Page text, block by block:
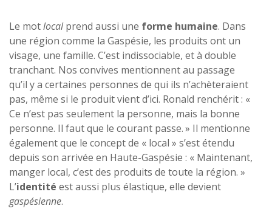
Le motlocalprend aussi une forme humaine. Dans
une région comme la Gaspésie, les produits ont un
visage, une famille. C’est indissociable, et à double
tranchant. Nos convives mentionnent au passage
qu’il y a certaines personnes de qui ils n’achèteraient
pas, même si le produit vient d’ici. Ronald renchérit : «
Ce n’est pas seulement la personne, mais la bonne
personne. Il faut que le courant passe. » Il mentionne
également que le concept de « local » s’est étendu
depuis son arrivée en Haute-Gaspésie : « Maintenant,
manger local, c’est des produits de toute la région. »
L’identité est aussi plus élastique, elle devient
gaspésienne.